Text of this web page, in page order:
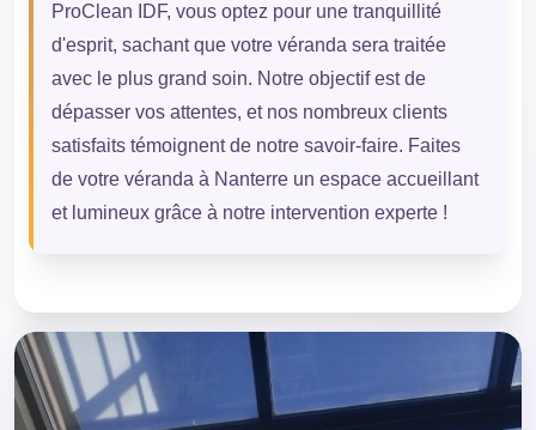
ProClean IDF, vous optez pour une tranquillité
d'esprit, sachant que votre véranda sera traitée
avec le plus grand soin. Notre objectif est de
dépasser vos attentes, et nos nombreux clients
satisfaits témoignent de notre savoir-faire. Faites
de votre véranda à Nanterre un espace accueillant
et lumineux grâce à notre intervention experte !